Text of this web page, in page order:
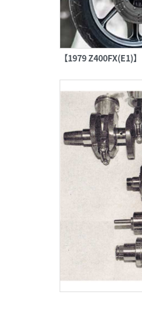
【1979 Z400FX(E1)】